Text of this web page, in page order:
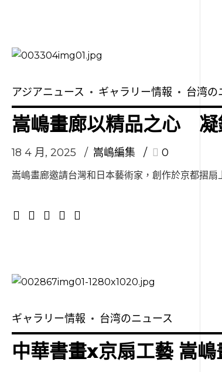
アジアニュース ギャラリー情報 台湾の
嵩嶋畫廊以精品之心 凝
18 4 月, 2025 嵩嶋編集 0
嵩嶋畫廊邀請台灣和日本藝術家，創作於京都摺扇
ギャラリー情報 台湾のニュース
中華書畫x京扇工藝 嵩